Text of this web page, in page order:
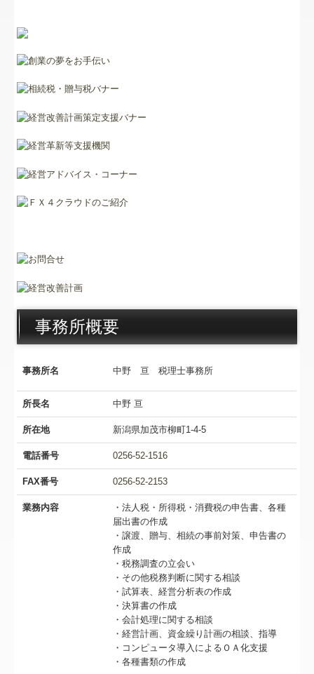
関与先向け融資商品ご紹介
経営者お役立ち情報
社長メニューASP版
社会福祉法人会計Q&A
経営改善計画の策定支援
経営総合支援サービス「Bizup」会員制
最新システム＆ウィルス対策コーナー
地元企業紹介
個人情報保護方針
事務所概要
事務所名 中野 亘 税理士事務所
所長名 中野 亘
所在地 新潟県加茂市柳町1-4-5
電話番号 0256-52-1516
FAX番号 0256-52-2153
業務内容
・法人税・所得税・消費税の申告書、各種
届出書の作成
・譲渡、贈与、相続の事前対策、申告書の
作成
・税務調査の立会い
・その他税務判断に関する相談
・試算表、経営分析表の作成
・決算書の作成
・会計処理に関する相談
・経営計画、資金繰り計画の相談、指導
・コンピュータ導入によるＯＡ化支援
・各種書類の作成